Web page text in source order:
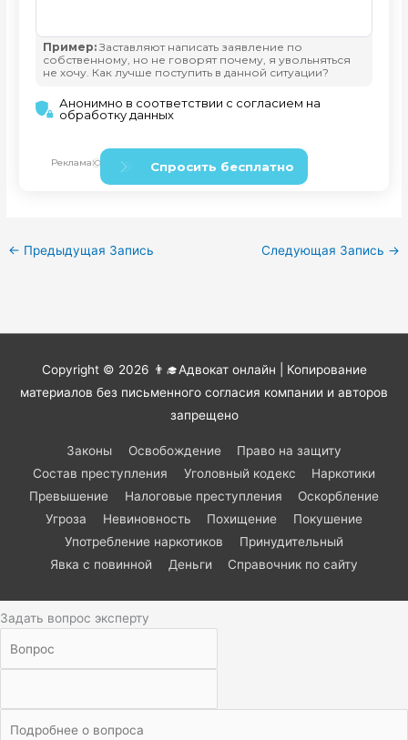
← Предыдущая Запись Следующая Запись →
Copyright © 2026 👨‍🎓Адвокат онлайн | Копирование
материалов без письменного согласия компании и авторов
запрещено
Законы Освобождение
Право на защиту
Состав преступления
Уголовный кодекс
Наркотики
Превышение
Налоговые преступления
Оскорбление
Угроза
Невиновность Похищение
Покушение
Употребление наркотиков
Принудительный
Явка с повинной
Деньги Справочник по сайту
Задать вопрос эксперту